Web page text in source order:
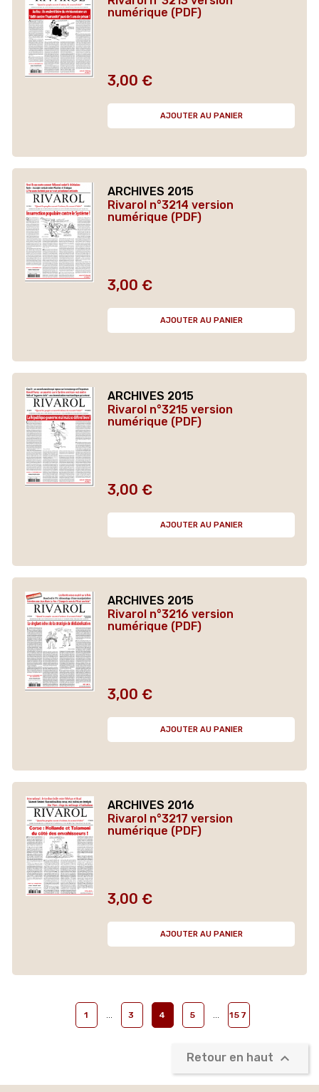
numérique (PDF)
Prix
3,00 €
AJOUTER AU PANIER
ARCHIVES 2015
Rivarol n°3214 version
numérique (PDF)
Prix
3,00 €
AJOUTER AU PANIER
ARCHIVES 2015
Rivarol n°3215 version
numérique (PDF)
Prix
3,00 €
AJOUTER AU PANIER
ARCHIVES 2015
Rivarol n°3216 version
numérique (PDF)
Prix
3,00 €
AJOUTER AU PANIER
ARCHIVES 2016
Rivarol n°3217 version
numérique (PDF)
Prix
3,00 €
AJOUTER AU PANIER
1 3 4 5 157
Retour en haut 